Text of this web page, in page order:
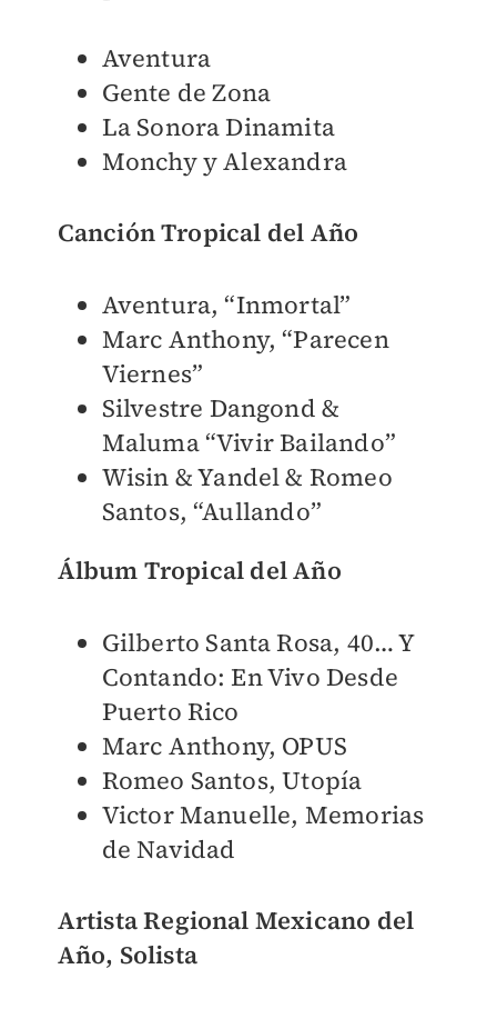
Aventura
Gente de Zona
La Sonora Dinamita
Monchy y Alexandra
Canción Tropical del Año
Aventura, “Inmortal”
Marc Anthony, “Parecen
Viernes”
Silvestre Dangond &
Maluma “Vivir Bailando”
Wisin & Yandel & Romeo
Santos, “Aullando”
Álbum Tropical del Año
Gilberto Santa Rosa, 40… Y
Contando: En Vivo Desde
Puerto Rico
Marc Anthony, OPUS
Romeo Santos, Utopía
Victor Manuelle, Memorias
de Navidad
Artista Regional Mexicano del
Año, Solista